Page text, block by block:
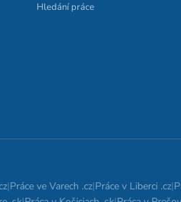
Hledání práce
|Práce ve Varech .cz|Práce v Liberci .cz|